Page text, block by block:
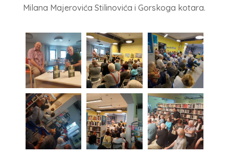
Milana Majerovića Stilinovića i Gorskoga kotara.